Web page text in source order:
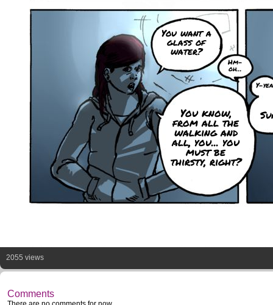
You want a
glass of
water?
Hm-
oh...
You know,
from all the
walking and
all, you... you
must be
thirsty, right?
Y-
2055 views
Comments